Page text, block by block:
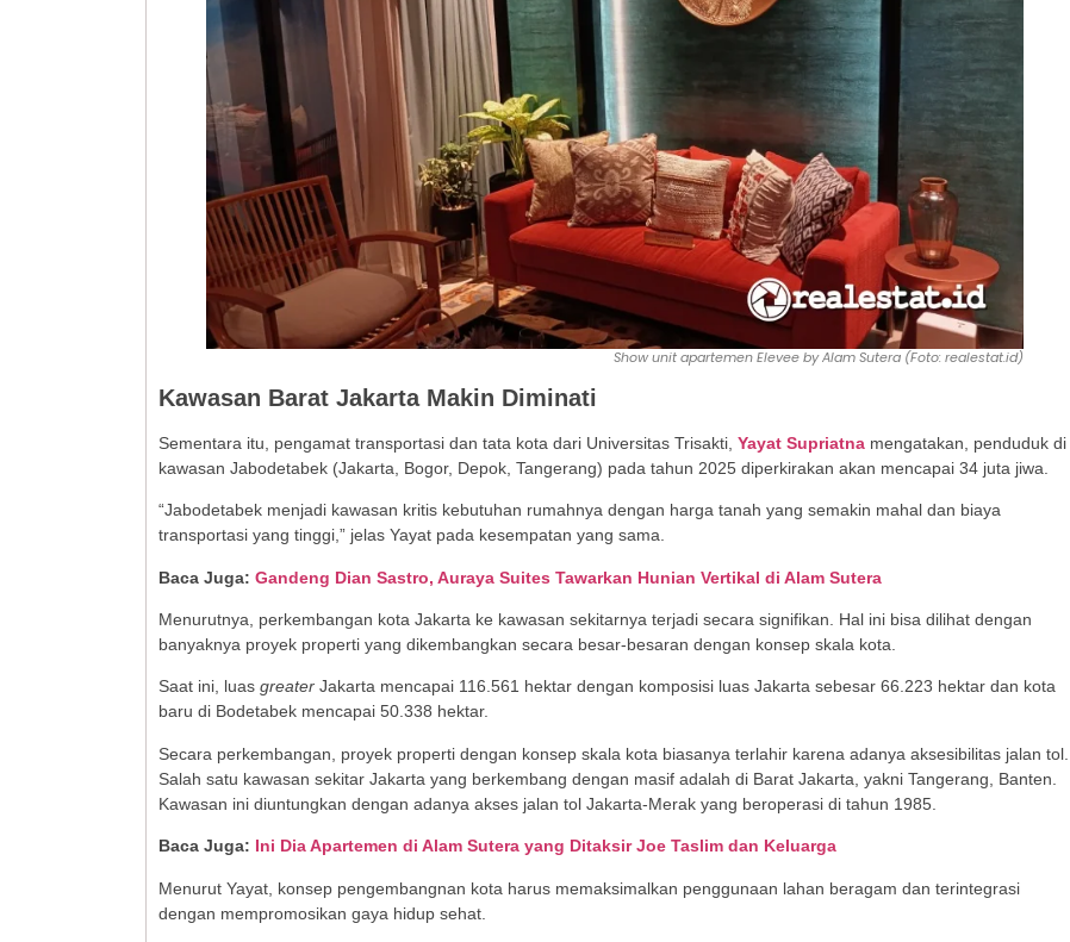
Show unit apartemen Elevee by Alam Sutera (Foto: realestat.id)
Kawasan Barat Jakarta Makin Diminati
Sementara itu, pengamat transportasi dan tata kota dari Universitas Trisakti, Yayat Supriatna mengatakan, penduduk di
kawasan Jabodetabek (Jakarta, Bogor, Depok, Tangerang) pada tahun 2025 diperkirakan akan mencapai 34 juta jiwa.
“Jabodetabek menjadi kawasan kritis kebutuhan rumahnya dengan harga tanah yang semakin mahal dan biaya
transportasi yang tinggi,” jelas Yayat pada kesempatan yang sama.
Baca Juga: Gandeng Dian Sastro, Auraya Suites Tawarkan Hunian Vertikal di Alam Sutera
Menurutnya, perkembangan kota Jakarta ke kawasan sekitarnya terjadi secara signifikan. Hal ini bisa dilihat dengan
banyaknya proyek properti yang dikembangkan secara besar-besaran dengan konsep skala kota.
Saat ini, luas greater Jakarta mencapai 116.561 hektar dengan komposisi luas Jakarta sebesar 66.223 hektar dan kota
baru di Bodetabek mencapai 50.338 hektar.
Secara perkembangan, proyek properti dengan konsep skala kota biasanya terlahir karena adanya aksesibilitas jalan tol.
Salah satu kawasan sekitar Jakarta yang berkembang dengan masif adalah di Barat Jakarta, yakni Tangerang, Banten.
Kawasan ini diuntungkan dengan adanya akses jalan tol Jakarta-Merak yang beroperasi di tahun 1985.
Baca Juga: Ini Dia Apartemen di Alam Sutera yang Ditaksir Joe Taslim dan Keluarga
Menurut Yayat, konsep pengembangnan kota harus memaksimalkan penggunaan lahan beragam dan terintegrasi
dengan mempromosikan gaya hidup sehat.